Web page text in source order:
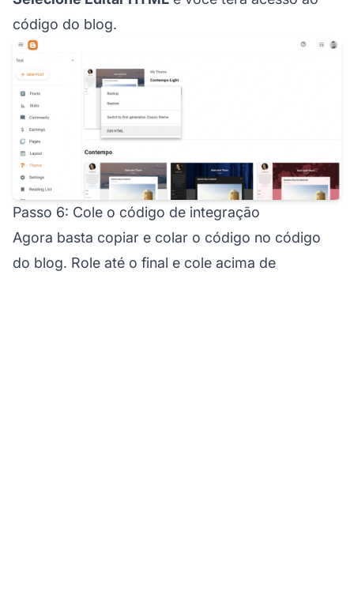
código do blog.
Passo 6: Cole o código de integração
Agora basta copiar e colar o código no código
do blog. Role até o final e cole acima de